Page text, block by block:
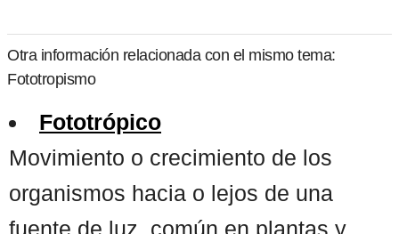
Otra información relacionada con el mismo tema:
Fototropismo
Fototrópico
Movimiento o crecimiento de los
organismos hacia o lejos de una
fuente de luz, común en plantas y